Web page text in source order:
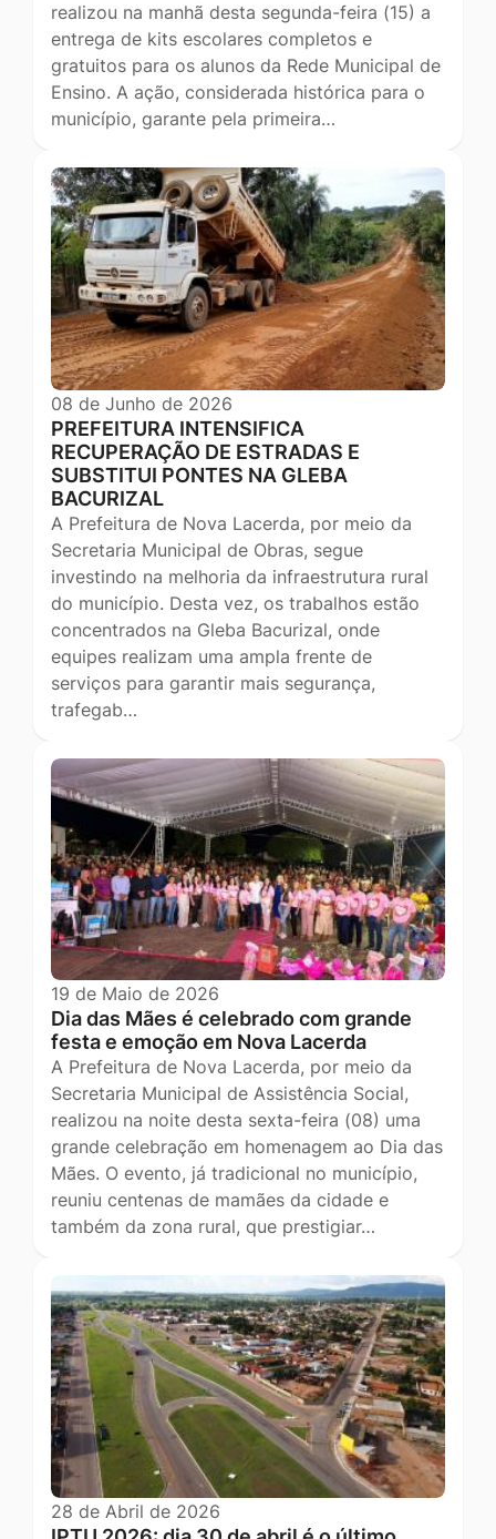
realizou na manhã desta segunda-feira (15) a
entrega de kits escolares completos e
gratuitos para os alunos da Rede Municipal de
Ensino. A ação, considerada histórica para o
município, garante pela primeira…
08 de Junho de 2026
PREFEITURA INTENSIFICA
RECUPERAÇÃO DE ESTRADAS E
SUBSTITUI PONTES NA GLEBA
BACURIZAL
A Prefeitura de Nova Lacerda, por meio da
Secretaria Municipal de Obras, segue
investindo na melhoria da infraestrutura rural
do município. Desta vez, os trabalhos estão
concentrados na Gleba Bacurizal, onde
equipes realizam uma ampla frente de
serviços para garantir mais segurança,
trafegab…
19 de Maio de 2026
Dia das Mães é celebrado com grande
festa e emoção em Nova Lacerda
A Prefeitura de Nova Lacerda, por meio da
Secretaria Municipal de Assistência Social,
realizou na noite desta sexta-feira (08) uma
grande celebração em homenagem ao Dia das
Mães. O evento, já tradicional no município,
reuniu centenas de mamães da cidade e
também da zona rural, que prestigiar…
28 de Abril de 2026